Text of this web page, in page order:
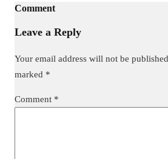
Comment
Leave a Reply
Your email address will not be
marked *
Comment *